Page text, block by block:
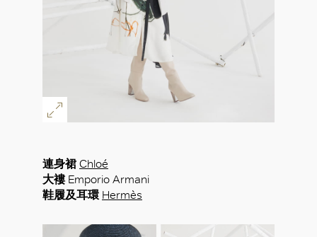
連身裙 Chloé
大褸Emporio Armani
鞋履及耳環 Hermès